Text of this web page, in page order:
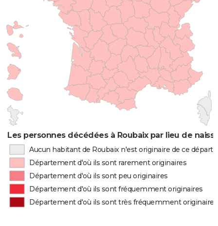
Les personnes décédées à Roubaix par lieu de
Aucun habitant de Roubaix n'est originaire de ce
Département d'où ils sont rarement originaires
Département d'où ils sont peu originaires
Département d'où ils sont fréquemment originaires
Département d'où ils sont très fréquemment originaires